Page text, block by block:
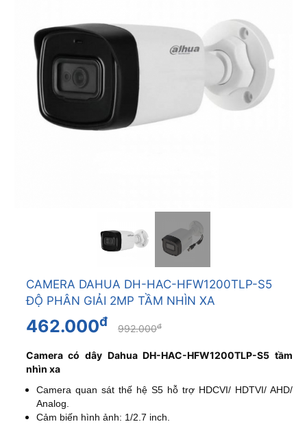
CAMERA DAHUA DH-HAC-HFW1200TLP-S5
ĐỘ PHÂN GIẢI 2MP TẦM NHÌN XA
462.000đ 992.000đ
Camera có dây Dahua DH-HAC-HFW1200TLP-S5 tầm
nhìn xa
Camera quan sát thế hệ S5 hỗ trợ HDCVI/ HDTVI/ AHD/
Analog.
Cảm biến hình ảnh: 1/2.7 inch.